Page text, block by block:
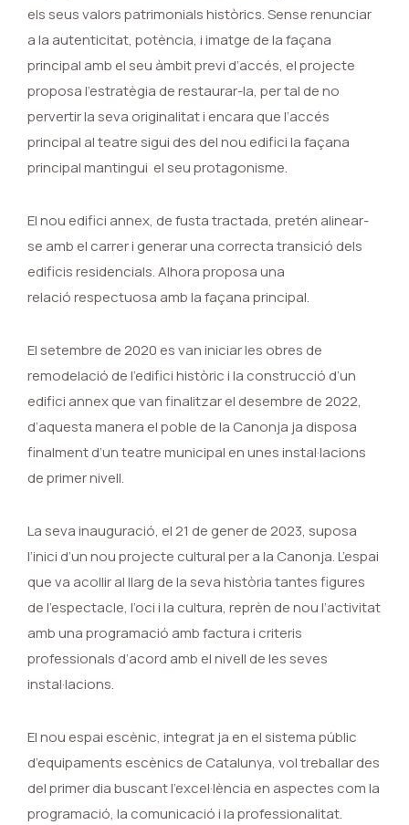
els seus valors patrimonials històrics. Sense renunciar
a la autenticitat, potència, i imatge de la façana
principal amb el seu àmbit previ d’accés, el projecte
proposa l’estratègia de restaurar-la, per tal de no
pervertir la seva originalitat i encara que l’accés
principal al teatre sigui des del nou edifici la façana
principal mantingui el seu protagonisme.
El nou edifici annex, de fusta tractada, pretén alinear-
se amb el carrer i generar una correcta transició dels
edificis residencials. Alhora proposa una
relació respectuosa amb la façana principal.
El setembre de 2020 es van iniciar les obres de
remodelació de l’edifici històric i la construcció d’un
edifici annex que van finalitzar el desembre de 2022,
d’aquesta manera el poble de la Canonja ja disposa
finalment d’un teatre municipal en unes instal·lacions
de primer nivell.
La seva inauguració, el 21 de gener de 2023, suposa
l’inici d’un nou projecte cultural per a la Canonja. L’espai
que va acollir al llarg de la seva història tantes figures
de l’espectacle, l’oci i la cultura, reprèn de nou l’activitat
amb una programació amb factura i criteris
professionals d’acord amb el nivell de les seves
instal·lacions.
El nou espai escènic, integrat ja en el sistema públic
d’equipaments escènics de Catalunya, vol treballar des
del primer dia buscant l’excel·lència en aspectes com la
programació, la comunicació i la professionalitat.